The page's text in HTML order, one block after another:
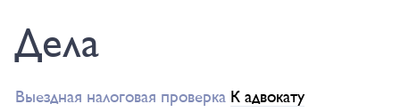
Дела
Выездная налоговая проверка К адвокату